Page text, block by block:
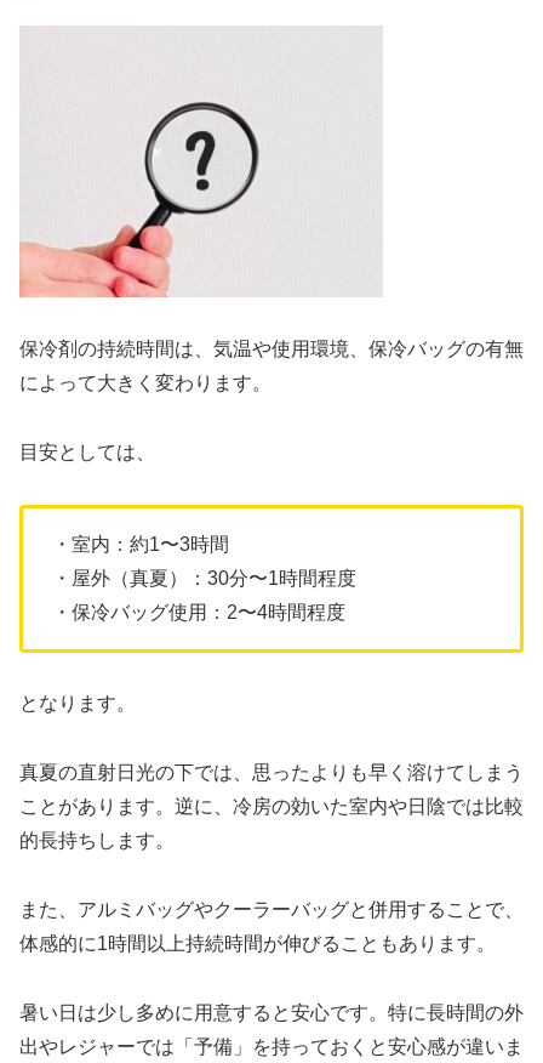
保冷剤の持続時間は、気温や使用環境、保冷バッグの有無
によって大きく変わります。
目安としては、
・室内：約1〜3時間
・屋外（真夏）：30分〜1時間程度
・保冷バッグ使用：2〜4時間程度
となります。
真夏の直射日光の下では、思ったよりも早く溶けてしまう
ことがあります。逆に、冷房の効いた室内や日陰では比較
的長持ちします。
また、アルミバッグやクーラーバッグと併用することで、
体感的に1時間以上持続時間が伸びることもあります。
暑い日は少し多めに用意すると安心です。特に長時間の外
出やレジャーでは「予備」を持っておくと安心感が違いま